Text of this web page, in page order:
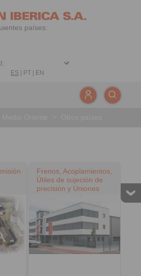
países:
ES PT| EN
Frenos, Acoplamientos,
Útiles de sujeción de
precisión y Uniones